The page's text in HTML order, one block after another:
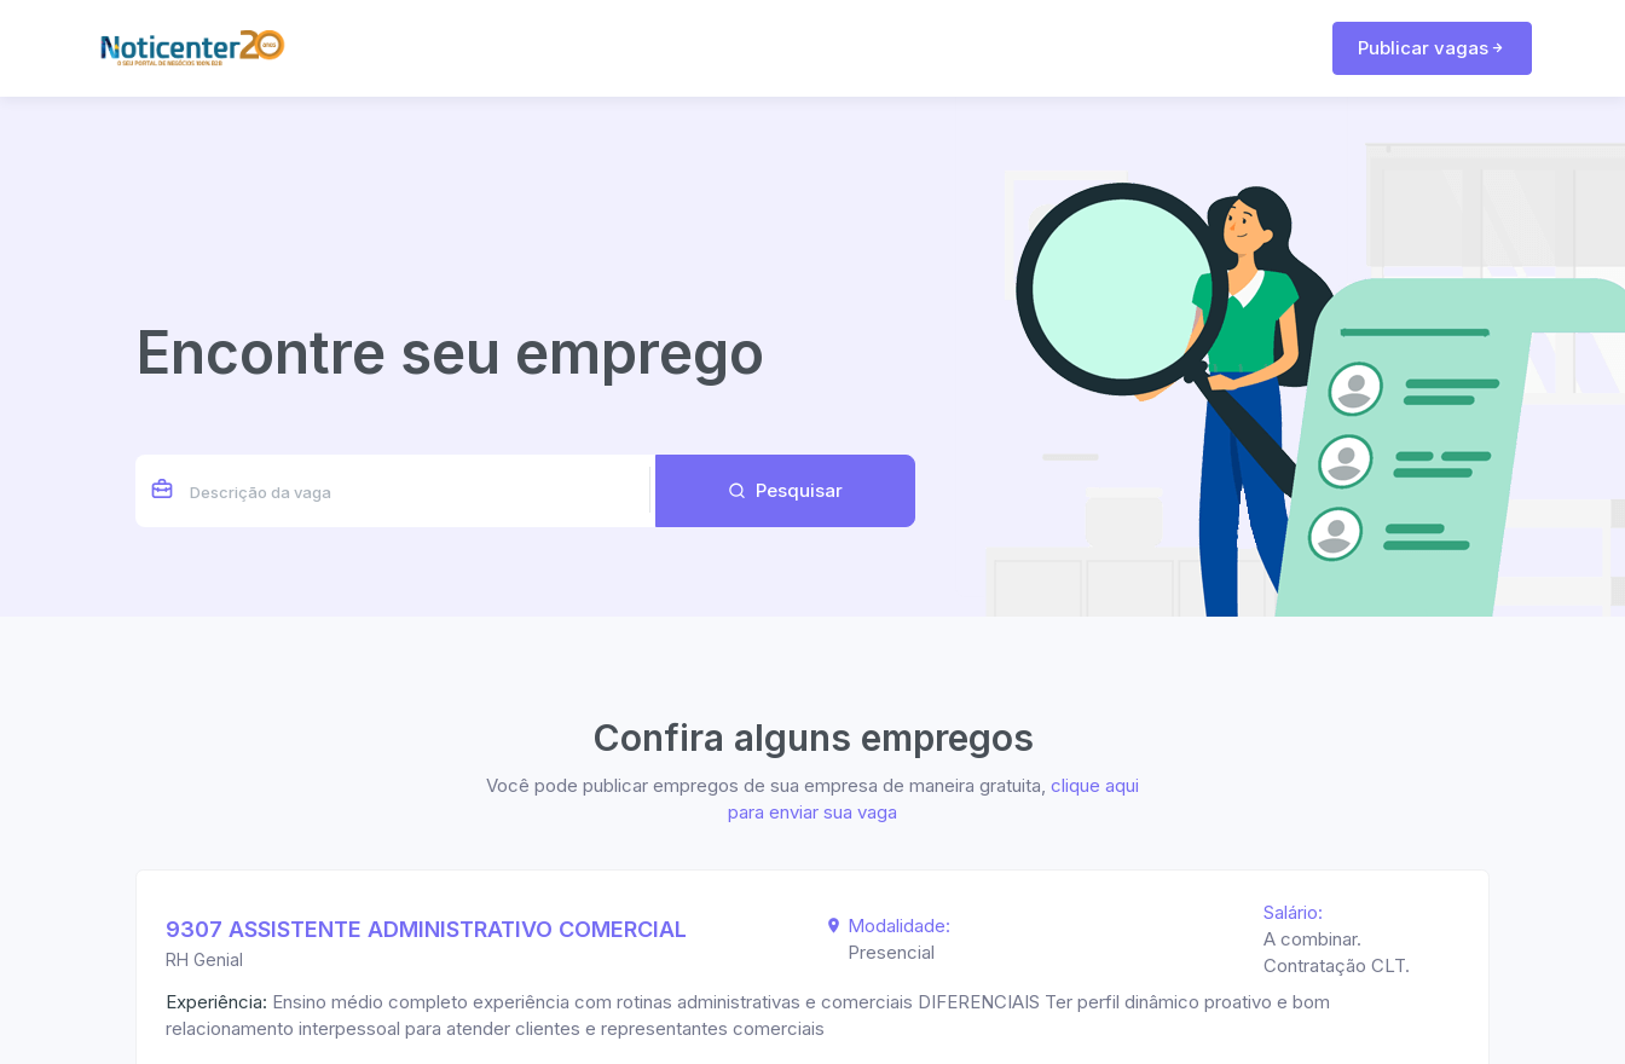
Publicar vagas
Encontre seu emprego
Pesquisar
Confira alguns empregos
Você pode publicar empregos de sua empresa de maneira gratuita, clique aqui
para enviar sua vaga
9307 ASSISTENTE ADMINISTRATIVO COMERCIAL
RH Genial
Modalidade:
Presencial
Salário:
A combinar.
Contratação CLT.
Experiência: Ensino médio completo experiência com rotinas administrativas e comerciais DIFERENCIAIS Ter perfil dinâmico proativo e bom
relacionamento interpessoal para atender clientes e representantes comerciais